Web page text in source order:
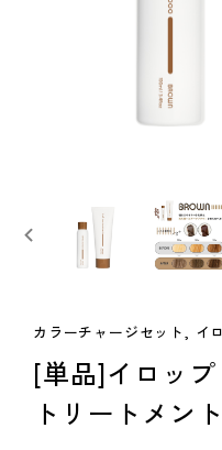
カラーチャージセット, イ
[単品]イロッ
トリートメン